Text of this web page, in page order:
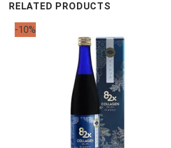
RELATED PRODUCTS
-10%